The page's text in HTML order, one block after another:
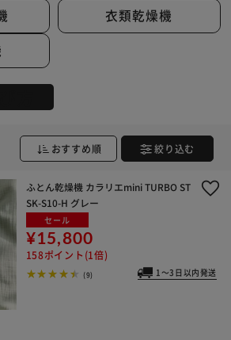
衣類乾燥機
おすすめ順 絞り込む
ふとん乾燥機 カラリエmini TURBO ST
SK-S10-H グレー
セール
¥15,800
158ポイント(1倍)
(9) 1～3日以内発送
さい
る 購入手続きへ